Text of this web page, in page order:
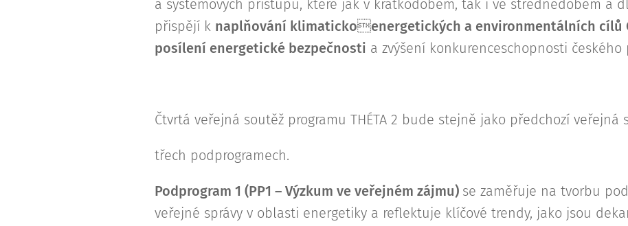
a systémových přístupů, které jak v krátkodobém, tak i ve střednědobém a
přispějí k naplňování klimatickoenergetických a environmentálních cílů
posílení energetické bezpečnosti a zvýšení konkurenceschopnosti českého
Čtvrtá veřejná soutěž programu THÉTA 2 bude stejně jako předchozí veřejná
třech podprogramech.
Podprogram 1 (PP1 – Výzkum ve veřejném zájmu) se zaměřuje na tvorbu
veřejné správy v oblasti energetiky a reflektuje klíčové trendy, jako jsou